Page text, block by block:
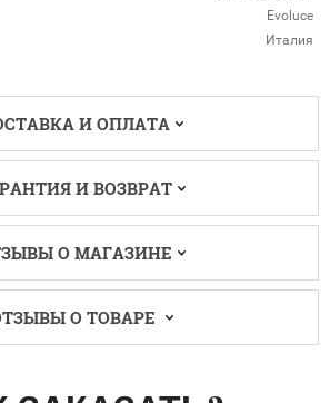
Evoluce
Италия
И ОПЛАТА
И ВОЗВРАТ
О МАГАЗИНЕ
О ТОВАРЕ